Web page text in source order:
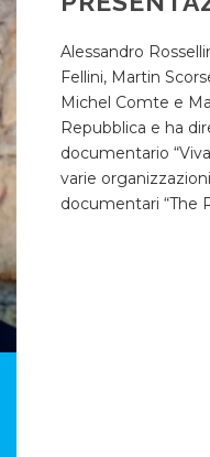
Alessandro
Fellini, Martin
Michel Comte e
Repubblica e ha
documentario
varie
documentari “The